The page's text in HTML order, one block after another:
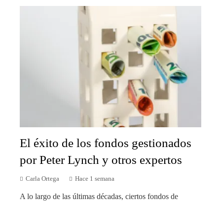
El éxito de los fondos gestionados
por Peter Lynch y otros expertos
Carla Ortega Hace 1 semana
A lo largo de las últimas décadas, ciertos fondos de